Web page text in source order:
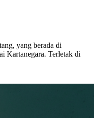
yang berada di
Kartanegara. Terletak di